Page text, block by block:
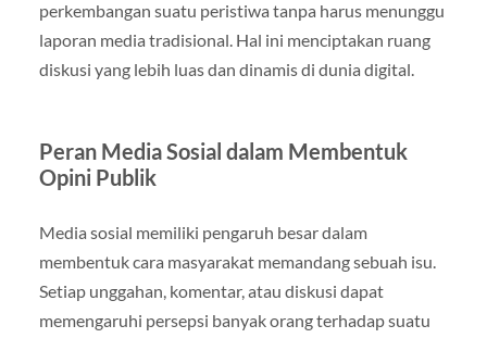
perkembangan suatu peristiwa tanpa harus menunggu
laporan media tradisional. Hal ini menciptakan ruang
diskusi yang lebih luas dan dinamis di dunia digital.
Peran Media Sosial dalam Membentuk
Opini Publik
Media sosial memiliki pengaruh besar dalam
membentuk cara masyarakat memandang sebuah isu.
Setiap unggahan, komentar, atau diskusi dapat
memengaruhi persepsi banyak orang terhadap suatu